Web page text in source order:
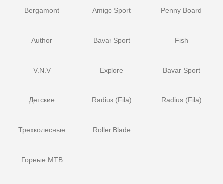
Bergamont
Author
V.N.V
Детские
Трехколесные
Горные MTB
Amigo Sport
Bavar Sport
Explore
Radius (Fila)
Roller Blade
Penny Board
Fish
Bavar Sport
Radius (Fila)